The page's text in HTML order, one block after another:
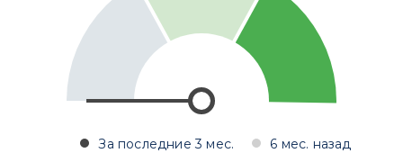
За последние 3 мес. 6 мес. назад